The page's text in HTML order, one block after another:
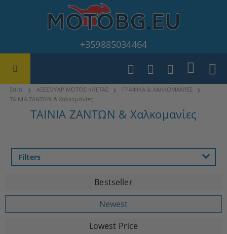
+359885034464
Σπίτι ΑΞΕΣΟΥΑΡ ΜΟΤΟΣΙΚΛΈΤΑΣ
ΓΡΑΦΙΚΑ & ΧΑΛΚΟΜΑΝΊΕΣ
ΤΑΙΝΙΑ ΖΑΝΤΩΝ & Χαλκομανίες
ΤΑΙΝΙΑ ΖΑΝΤΩΝ & Χαλκομανίες
Filters
Bestseller
Newest
Lowest Price